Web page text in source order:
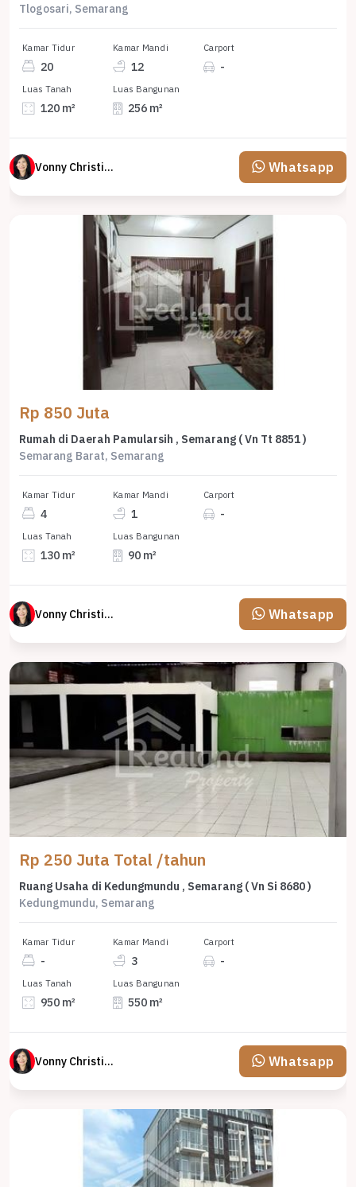
Tlogosari, Semarang
Kamar Tidur
20
Kamar Mandi
12
Carport
-
Luas Tanah
120 m²
Luas Bangunan
256 m²
Vonny Christina Whatsapp
Rp 850 Juta
Rumah di Daerah Pamularsih , Semarang ( Vn Tt 8851 )
Semarang Barat, Semarang
Kamar Tidur
4
Kamar Mandi
1
Carport
-
Luas Tanah
130 m²
Luas Bangunan
90 m²
Vonny Christina Whatsapp
Rp 250 Juta Total /tahun
Ruang Usaha di Kedungmundu , Semarang ( Vn Si 8680 )
Kedungmundu, Semarang
Kamar Tidur
-
Kamar Mandi
3
Carport
-
Luas Tanah
950 m²
Luas Bangunan
550 m²
Vonny Christina Whatsapp